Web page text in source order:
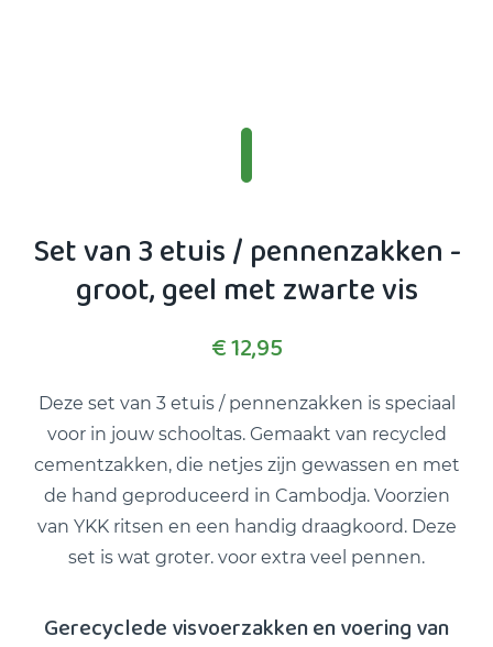
Set van 3 etuis / pennenzakken -
groot, geel met zwarte vis
€ 12,95
Deze set van 3 etuis / pennenzakken is speciaal
voor in jouw schooltas. Gemaakt van recycled
cementzakken, die netjes zijn gewassen en met
de hand geproduceerd in Cambodja. Voorzien
van YKK ritsen en een handig draagkoord. Deze
set is wat groter. voor extra veel pennen.
Gerecyclede visvoerzakken en voering van